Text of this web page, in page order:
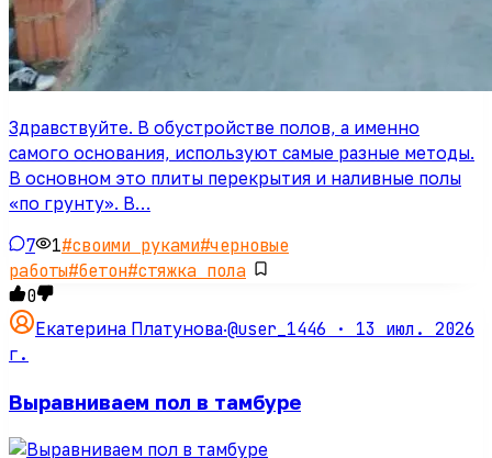
Здравствуйте. В обустройстве полов, а именно
самого основания, используют самые разные методы.
В основном это плиты перекрытия и наливные полы
«по грунту». В…
7 1#своими руками#черновые
работы#бетон#стяжка пола
0
Екатерина Платунова·@user_1446 · 13 июл. 2026
г.
Выравниваем пол в тамбуре